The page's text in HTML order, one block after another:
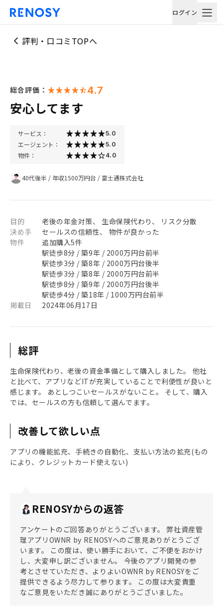
ログイン
評判・口コミTOPへ
総合評価： 4.7
安心してます
サービス： 5.0
エージェント： 5.0
物件： 4.0
40代後半 / 年収1500万円台 / 富士通株式会社
目的
老後の年金対策、 生命保険代わり、 リスク分散
決め手
セールスの信頼性、 物件が良かった
物件
追加購入5件
駅徒歩8分 / 築9年 / 2000万円台前半
駅徒歩3分 / 築8年 / 2000万円台後半
駅徒歩3分 / 築8年 / 2000万円台前半
駅徒歩8分 / 築9年 / 2000万円台後半
駅徒歩4分 / 築18年 / 1000万円台前半
掲載日
2024年06月17日
総評
生命保険代わり、老後の資金準備として購入しました。 他社
と比べて、アプリなどITが充実していることで利便性が良いと
感じます。 あとしつこいセールスがないこと。 そして、購入
では、セールスの方も信頼して選んでます。
改善して欲しい点
アプリの機能拡充、手続きの自動化、支払い方法の拡充(もの
により、クレジットカード使えない)
RENOSYからの返答
アンケートのご回答ありがとうございます。 弊社資産管
理アプリOWNR by RENOSYへのご意見ありがとうござ
います。 この度は、使い勝手において、ご不便をおかけ
し、大変申し訳ございません。 今後のアプリ開発の参
考とさせていただき、よりよいOWNR by RENOSYをご
提供できるよう尽力して参ります。 この度は大変貴重
なご意見をいただき誠にありがとうございました。